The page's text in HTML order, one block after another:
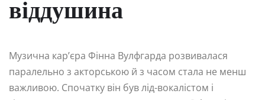
віддушина
Музична кар’єра Фінна Вулфгарда розвивалася
паралельно з акторською й з часом стала не менш
важливою. Спочатку він був лід-вокалістом і